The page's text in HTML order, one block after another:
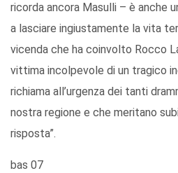
ricorda ancora Masulli – è anche
a lasciare ingiustamente la vita
vicenda che ha coinvolto Rocco
vittima incolpevole di un tragico
richiama all’urgenza dei tanti
nostra regione e che meritano
risposta”.
bas 07